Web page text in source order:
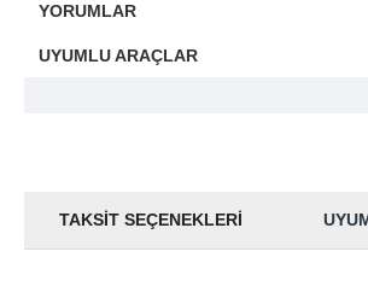
YORUMLAR
UYUMLU ARAÇLAR
TAKSIT SEÇENEKLERI